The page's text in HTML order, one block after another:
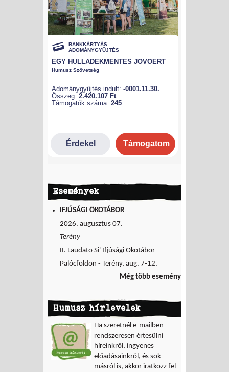
Események
IFJÚSÁGI ÖKOTÁBOR
2026. augusztus 07.
Terény
II. Laudato Si' Ifjúsági Ökotábor
Palócföldön - Terény, aug. 7-12.
Még több esemény
Humusz hírlevelek
Ha szeretnél e-mailben
rendszeresen értesülni
híreinkről, ingyenes
előadásainkról, és sok
másról is, akkor iratkozz fel